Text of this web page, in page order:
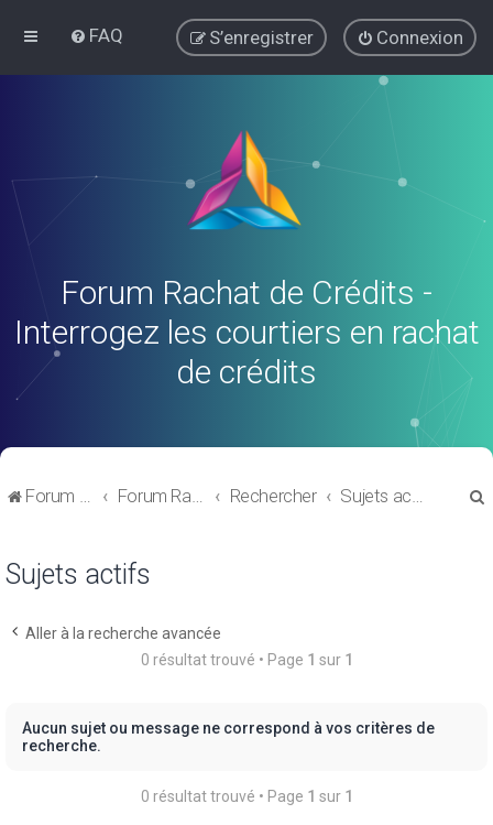
FAQ Connexion
S’enregistrer
Forum Rachat de Crédits -
Interrogez les courtiers en rachat
de crédits
Forum de discussions sur le Regroupement de Crédits et le Rachat de Crédits Forum Rachat de Crédits Rechercher Sujets actifs
Sujets actifs
Aller à la recherche avancée
0 résultat trouvé • Page 1 sur 1
Aucun sujet ou message ne correspond à vos critères de
recherche.
0 résultat trouvé • Page 1 sur 1